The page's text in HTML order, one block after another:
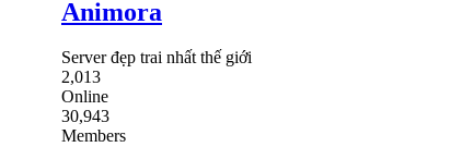
Animora
Server đẹp trai nhất thế giới
2,013
Online
30,943
Members